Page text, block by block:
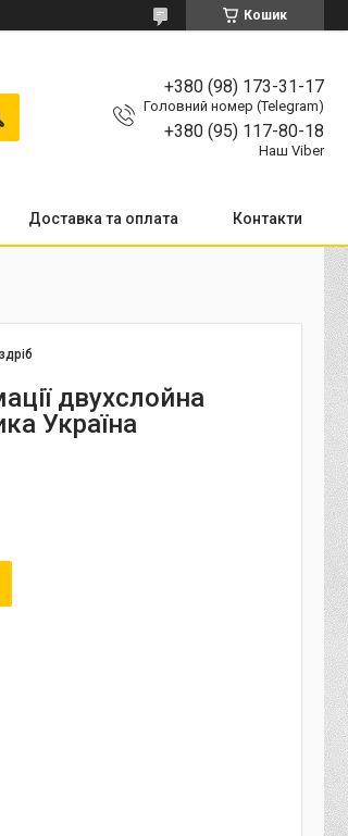
Кошик
+380 (98) 173-31-17
Головний номер (Telegram)
+380 (95) 117-80-18
Наш Viber
Доставка та оплата Контакти
двухслойна
Україна